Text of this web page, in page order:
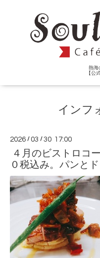
熱海
【公
インフ
2026 /03 /30 17:00
４月のビストロコ
０税込み。パンとド